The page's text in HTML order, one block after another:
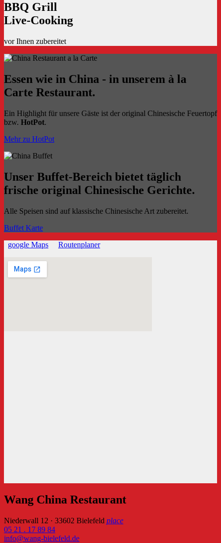
BBQ Grill
Live-Cooking
vor Ihnen zubereitet
Essen wie in China - in unserem à la
Carte Restaurant.
Ein Highlight für unsere Gäste ist der original Chinesische Feuertopf
bzw. HotPot.
Mehr zu HotPot
Unser Buffet-Bereich bietet täglich
frische original Chinesische Gerichte.
Alle Speisen sind auf klassische Chinesische Art zubereitet.
Buffet Karte
google Maps
Routenplaner
Wang China Restaurant
Niederwall 12 · 33602 Bielefeld place
05 21 . 17 89 84
info@wang-bielefeld.de